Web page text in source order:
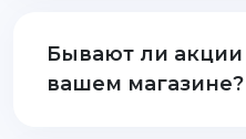
Бывают ли
вашем магазине?